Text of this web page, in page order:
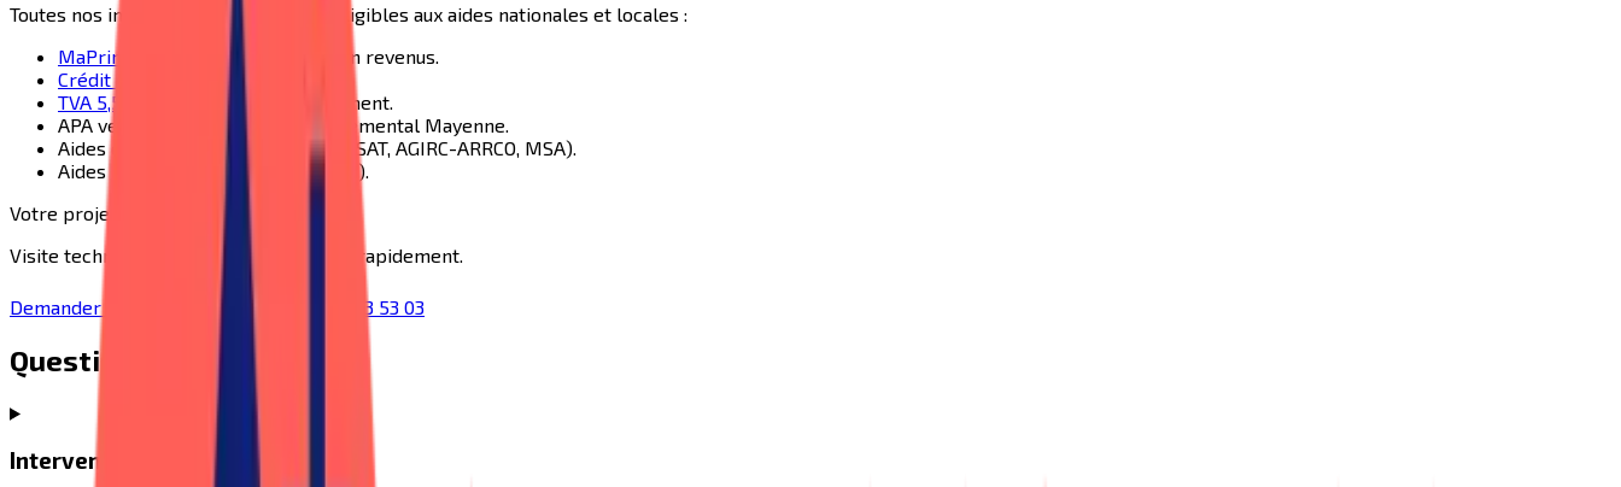
Toutes nos installations à
sont éligibles aux aides nationales et locales :
MaPrimeAdapt'
50% ou 70% selon revenus.
Crédit d'impôt 25% .
TVA 5,5%
appliquée automatiquement.
APA versée par le Conseil départemental Mayenne.
Aides des caisses de retraite (CARSAT, AGIRC-ARRCO, MSA).
Aides communales (CCAS de Craon ).
Votre projet
monte-escalier
Visite technique gratuite et devis remis rapidement.
Demander un devis à Craon +33 2 43 53 53 03
Questions fréquentes
Intervenez-vous à Craon ?